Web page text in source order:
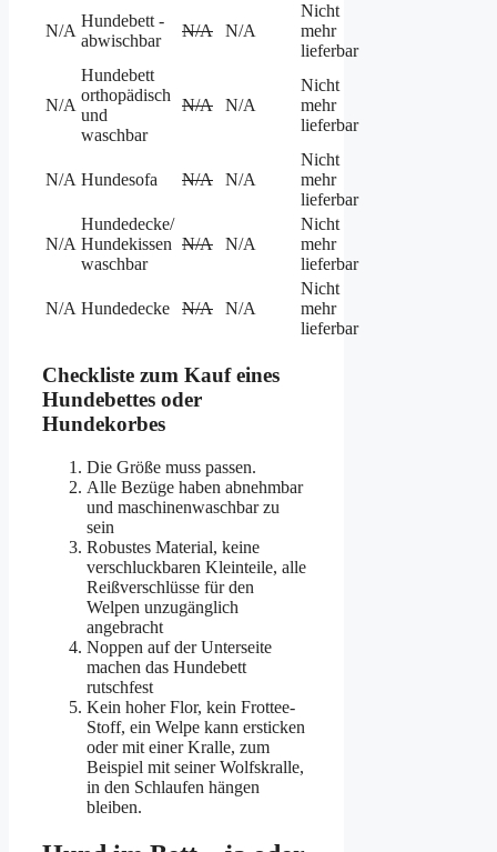
N/A
Hundebett -
abwischbar
N/A N/A
Nicht
mehr
lieferbar
N/A
Hundebett
orthopädisch
und
waschbar
N/A N/A
Nicht
mehr
lieferbar
N/A Hundesofa N/A N/A
Nicht
mehr
lieferbar
N/A
Hundedecke/
Hundekissen
waschbar
N/A N/A
Nicht
mehr
lieferbar
N/A Hundedecke N/A N/A
Nicht
mehr
lieferbar
Checkliste zum Kauf eines
Hundebettes oder
Hundekorbes
Die Größe muss passen.
Alle Bezüge haben abnehmbar
und maschinenwaschbar zu
sein
Robustes Material, keine
verschluckbaren Kleinteile, alle
Reißverschlüsse für den
Welpen unzugänglich
angebracht
Noppen auf der Unterseite
machen das Hundebett
rutschfest
Kein hoher Flor, kein Frottee-
Stoff, ein Welpe kann ersticken
oder mit einer Kralle, zum
Beispiel mit seiner Wolfskralle,
in den Schlaufen hängen
bleiben.